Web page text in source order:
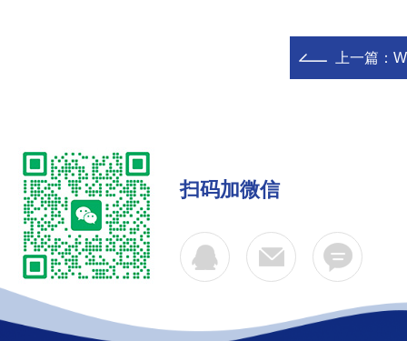
上一篇：
扫码加微信